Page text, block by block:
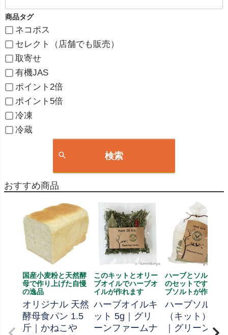
商品タグ
ネコポス
セレクト（店舗でも販売）
取寄せ
有機JAS
ポイント2倍
ポイント5倍
冷凍
冷蔵
検索
おすすめ商品
国産小麦粉と天然酵
母で作り上げた自慢
の逸品
オリジナル 天然
酵母食パン 1.5
斤｜かねこや
このキットとオリー
ブオイルでハーブオ
イルが作れます
ハーブオイルキ
ット 5g｜グリ
ーンファームナ
ハーブとソルト、
のセットです、ハ
ブソルトが作れま
ハーブソルト
（キット） 70g
｜グリーンフ